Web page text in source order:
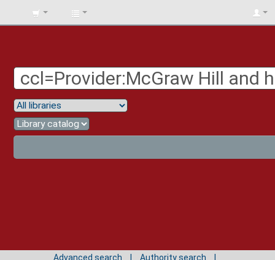
BIBLIOTECA
Advanced search
Authority search